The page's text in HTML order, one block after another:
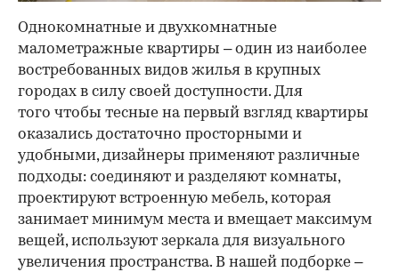
Однокомнатные и двухкомнатные
малометражные квартиры – один из наиболее
востребованных видов жилья в крупных
городах в силу своей доступности. Для
того чтобы тесные на первый взгляд квартиры
оказались достаточно просторными и
удобными, дизайнеры применяют различные
подходы: соединяют и разделяют комнаты,
проектируют встроенную мебель, которая
занимает минимум места и вмещает максимум
вещей, используют зеркала для визуального
увеличения пространства. В нашей подборке –